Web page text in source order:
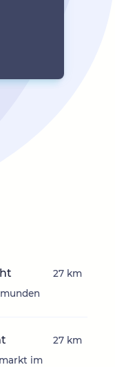
27 km
im
27 km